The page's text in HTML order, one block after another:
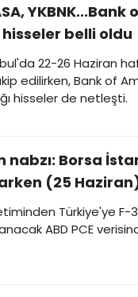
hisseler belli oldu
22-26 Haziran
edilirken, Bank of
hisseler de netleşti.
nabzı: Borsa
(25
Türkiye'ye F-
ABD PCE